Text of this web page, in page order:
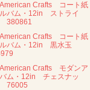
American Crafts コート紙
バム・12in ストライ
380861
American Crafts コート紙
バム・12in 黒水玉
American Crafts モダンア
ム・12in チェスナッ
76005